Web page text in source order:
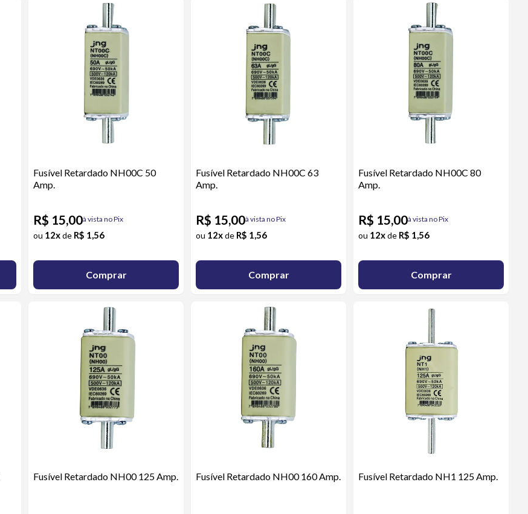
Fusível Retardado NH00C 50
Amp.
R$ 15,00à vista no Pix
ou 12x de R$ 1,56
Comprar
Fusível Retardado NH00C 63
Amp.
R$ 15,00à vista no Pix
ou 12xde R$ 1,56
Comprar
Fusível Retardado NH00C 80
Amp.
R$ 15,00à vista no Pix
ou 12xde R$ 1,56
Comprar
Fusível Retardado NH00 125 Amp. Fusível Retardado NH00 160 Amp. Fusível Retardado NH1 125 Amp.